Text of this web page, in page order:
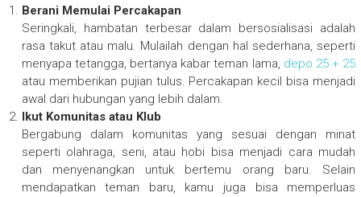
Berani Memulai Percakapan
Seringkali, hambatan terbesar dalam bersosialisasi adalah
rasa takut atau malu. Mulailah dengan hal sederhana, seperti
menyapa tetangga, bertanya kabar teman lama, depo 25 + 25
atau memberikan pujian tulus. Percakapan kecil bisa menjadi
awal dari hubungan yang lebih dalam.
Ikut Komunitas atau Klub
Bergabung dalam komunitas yang sesuai dengan minat
seperti olahraga, seni, atau hobi bisa menjadi cara mudah
dan menyenangkan untuk bertemu orang baru. Selain
mendapatkan teman baru, kamu juga bisa memperluas